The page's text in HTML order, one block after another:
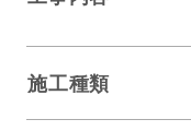
施工種類